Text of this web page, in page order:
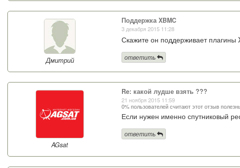
Дмитрий
Поддержка XBMC
3 декабря 2015 11:28
Скажите он поддерживает плагины
ответить
AGsat
Re: какой лудше взять ???
21 ноября 2015 11:59
0% пользователей считают этот отзыв
Если нужен именно спутниковый
ответить